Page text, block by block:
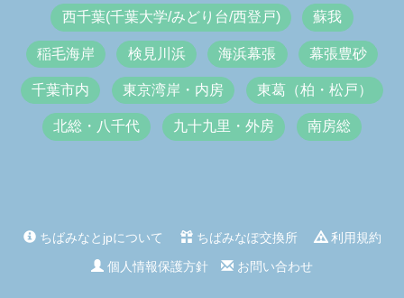
西千葉(千葉大学/みどり台/西登戸) 蘇我
稲毛海岸 検見川浜 海浜幕張 幕張豊砂
千葉市内 東京湾岸・内房 東葛（柏・松戸）
北総・八千代 九十九里・外房 南房総
ちばみなとjpについて ちばみなぽ交換所
利用規約
個人情報保護方針
お問い合わせ